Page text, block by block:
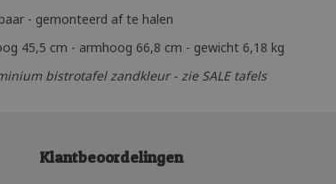
- gemonteerd af te halen
45,5 cm - armhoog 66,8 cm - gewicht 6,18 kg
bistrotafel zandkleur - zie SALE tafels
Klantbeoordelingen